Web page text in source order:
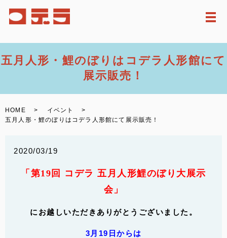
メ
五月人形・鯉のぼりはコデラ人形館にて
展示販売！
HOME
イベント
五月人形・鯉のぼりはコデラ人形館にて展示販売！
2020/03/19
「第19回 コデラ 五月人形鯉のぼり大展示
会」
にお越しいただきありがとうございました。
3月19日からは